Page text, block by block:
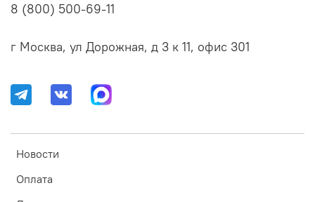
Новости
Оплата
8 (800) 500-69-11
г Москва, ул Дорожная, д 3 к 11, офис 301